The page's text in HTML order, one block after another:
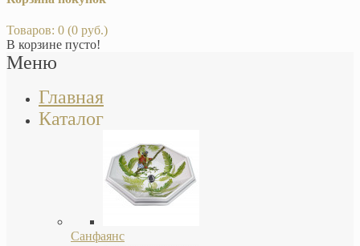
Товаров: 0 (0 руб.)
В корзине пусто!
Меню
Главная
Каталог
Санфаянс